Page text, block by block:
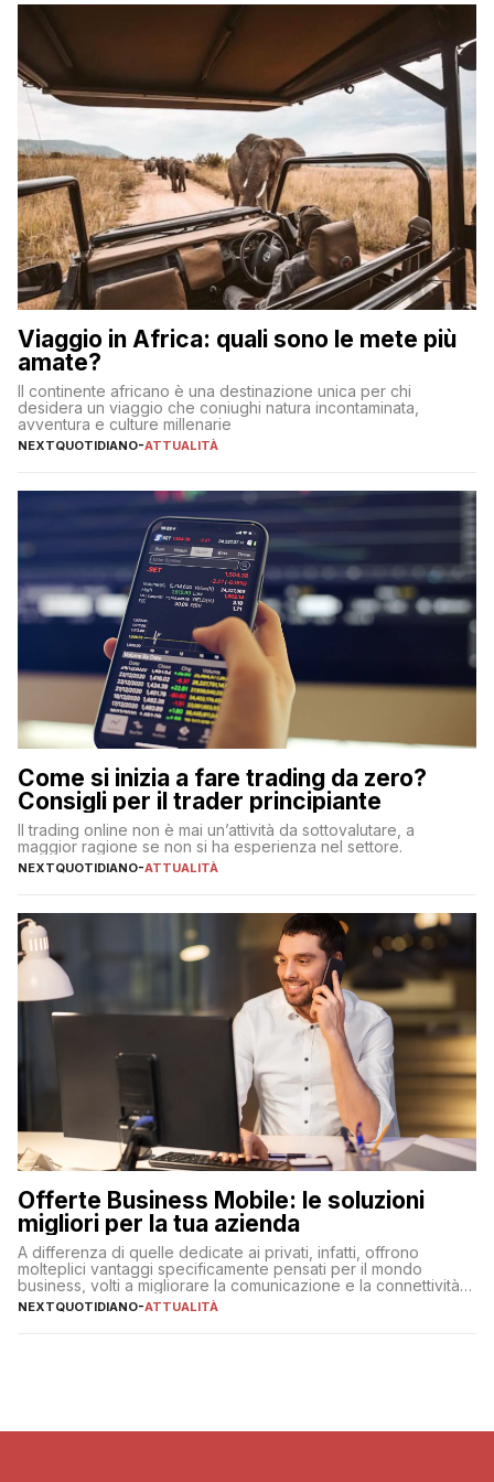
Viaggio in Africa: quali sono le mete più
amate?
Il continente africano è una destinazione unica per chi
desidera un viaggio che coniughi natura incontaminata,
avventura e culture millenarie
NEXTQUOTIDIANO-ATTUALITÀ
Come si inizia a fare trading da zero?
Consigli per il trader principiante
Il trading online non è mai un’attività da sottovalutare, a
maggior ragione se non si ha esperienza nel settore.
NEXTQUOTIDIANO-ATTUALITÀ
Offerte Business Mobile: le soluzioni
migliori per la tua azienda
A differenza di quelle dedicate ai privati, infatti, offrono
molteplici vantaggi specificamente pensati per il mondo
business, volti a migliorare la comunicazione e la connettività
degli utenti
NEXTQUOTIDIANO-ATTUALITÀ